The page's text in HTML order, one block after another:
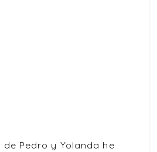
de Pedro y Yolanda he